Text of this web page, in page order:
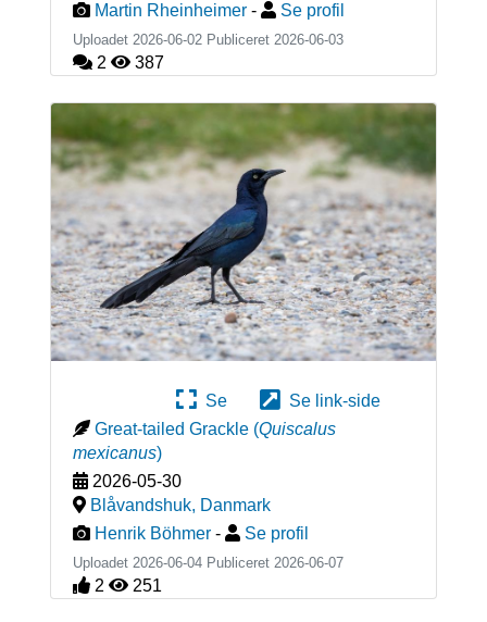
Martin Rheinheimer - Se profil
Uploadet 2026-06-02 Publiceret 2026-06-03
2 387
Se
Se link-side
Great-tailed Grackle (Quiscalus
mexicanus)
2026-05-30
Blåvandshuk, Danmark
Henrik Böhmer - Se profil
Uploadet 2026-06-04 Publiceret 2026-06-07
2 251